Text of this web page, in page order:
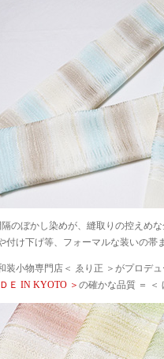
のぼかし染めが、縫取りの控えめ
付け下げ等、フォーマルな装いの帯
装小物専門店＜ ゑり正 ＞がプロデ
Ｅ IN KYOTO ＞ の確かな品質 ＝ ＜